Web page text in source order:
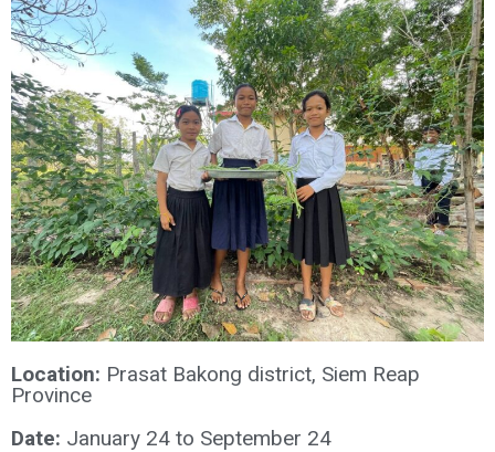
Location: Prasat Bakong district, Siem Reap
Province
Date: January 24 to September 24